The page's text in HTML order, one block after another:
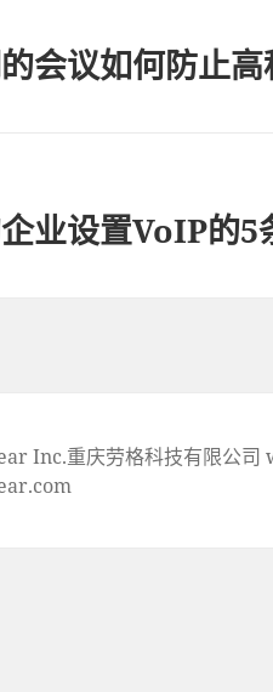
会议如何防止高
业设置VoIP的5
Inc.重庆劳格科技有限公